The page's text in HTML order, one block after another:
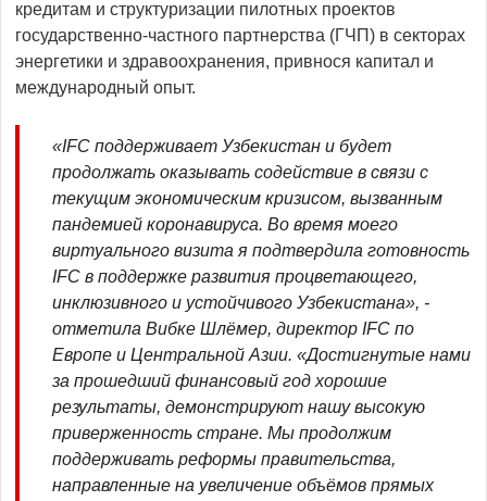
кредитам и структуризации пилотных проектов
государственно-частного партнерства (ГЧП) в секторах
энергетики и здравоохранения, привнося капитал и
международный опыт.
«IFC поддерживает Узбекистан и будет
продолжать оказывать содействие в связи с
текущим экономическим кризисом, вызванным
пандемией коронавируса. Во время моего
виртуального визита я подтвердила готовность
IFC в поддержке развития процветающего,
инклюзивного и устойчивого Узбекистана», -
отметила Вибке Шлёмер, директор IFC по
Европе и Центральной Азии. «Достигнутые нами
за прошедший финансовый год хорошие
результаты, демонстрируют нашу высокую
приверженность стране. Мы продолжим
поддерживать реформы правительства,
направленные на увеличение объёмов прямых